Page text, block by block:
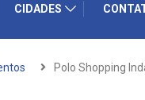
CIDADES
Polo Shopping